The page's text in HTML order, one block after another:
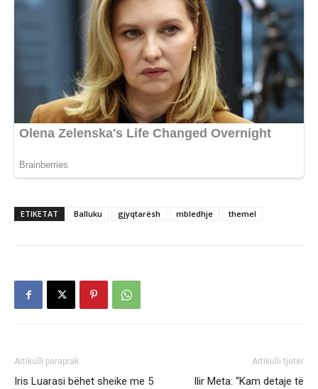
ETIKETAT Balluku gjyqtarësh mbledhje themel
Artikulli paraprak
Iris Luarasi bëhet sheike me 5
Artikulli tjetër
Ilir Meta: “Kam detaje të